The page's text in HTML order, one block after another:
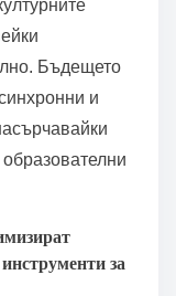
Бъдещето
и
за